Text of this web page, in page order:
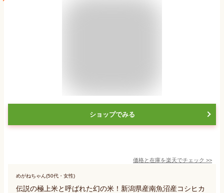
ショップでみる
価格と在庫を楽天でチェック >>
めがねちゃん(50代・女性)
伝説の極上米と呼ばれた幻の米！新潟県産南魚沼産コシヒカ